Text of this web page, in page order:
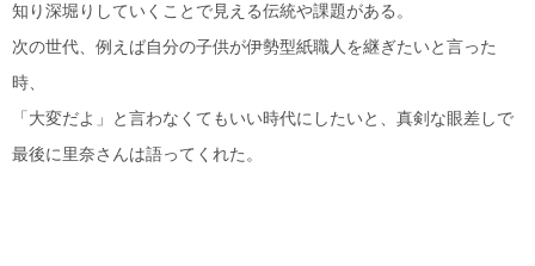
知り深堀りしていくことで見える伝統や課題がある。
次の世代、例えば自分の子供が伊勢型紙職人を継ぎたいと言った
時、
「大変だよ」と言わなくてもいい時代にしたいと、真剣な眼差しで
最後に里奈さんは語ってくれた。